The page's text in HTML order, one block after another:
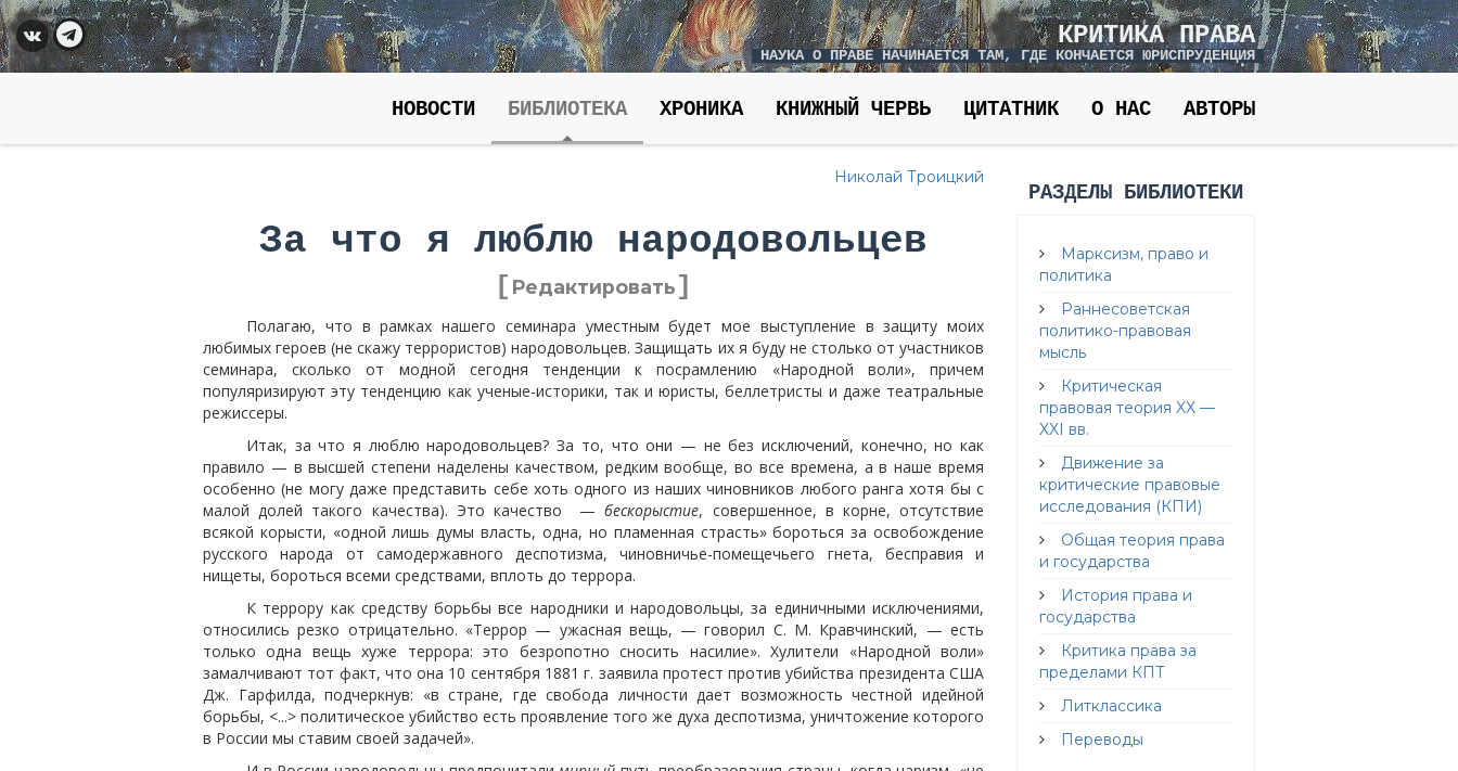
КРИТИКА ПРАВА
НАУКА О ПРАВЕ НАЧИНАЕТСЯ ТАМ, ГДЕ КОНЧАЕТСЯ ЮРИСПРУДЕНЦИЯ
НОВОСТИ БИБЛИОТЕКА ХРОНИКА КНИЖНЫЙ ЧЕРВЬ ЦИТАТНИК О НАС АВТОРЫ
Николай Троицкий
За что я люблю народовольцев
[ Редактировать]
Полагаю, что в рамках нашего семинара уместным будет мое выступление в защиту моих
любимых героев (не скажу террористов) народовольцев. Защищать их я буду не столько от участников
семинара, сколько от модной сегодня тенденции к посрамлению «Народной воли», причем
популяризируют эту тенденцию как ученые-историки, так и юристы, беллетристы и даже театральные
режиссеры.
Итак, за что я люблю народовольцев? За то, что они — не без исключений, конечно, но как
правило — в высшей степени наделены качеством, редким вообще, во все времена, а в наше время
особенно (не могу даже представить себе хоть одного из наших чиновников любого ранга хотя бы с
малой долей такого качества). Это качество —бескорыстие, совершенное, в корне, отсутствие
всякой корысти, «одной лишь думы власть, одна, но пламенная страсть» бороться за освобождение
русского народа от самодержавного деспотизма, чиновничье-помещечьего гнета, бесправия и
нищеты, бороться всеми средствами, вплоть до террора.
К террору как средству борьбы все народники и народовольцы, за единичными исключениями,
относились резко отрицательно. «Террор — ужасная вещь, — говорил С. М. Кравчинский, — есть
только одна вещь хуже террора: это безропотно сносить насилие». Хулители «Народной воли»
замалчивают тот факт, что она 10 сентября 1881 г. заявила протест против убийства президента США
Дж. Гарфилда, подчеркнув: «в стране, где свобода личности дает возможность честной идейной
борьбы, <...> политическое убийство есть проявление того же духа деспотизма, уничтожение которого
в России мы ставим своей задачей».
РАЗДЕЛЫ БИБЛИОТЕКИ
Марксизм, право и
политика
Раннесоветская
политико-правовая
мысль
Критическая
правовая теория XX —
XXI вв.
Движение за
критические правовые
исследования (КПИ)
Общая теория права
и государства
История права и
государства
Критика права за
пределами КПТ
Литклассика
Переводы